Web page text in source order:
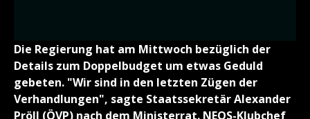
Die Regierung hat am Mittwoch bezüglich der
Details zum Doppelbudget um etwas Geduld
gebeten. "Wir sind in den letzten Zügen der
Verhandlungen", sagte Staatssekretär Alexander
Pröll (ÖVP) nach dem Ministerrat. NEOS-Klubchef